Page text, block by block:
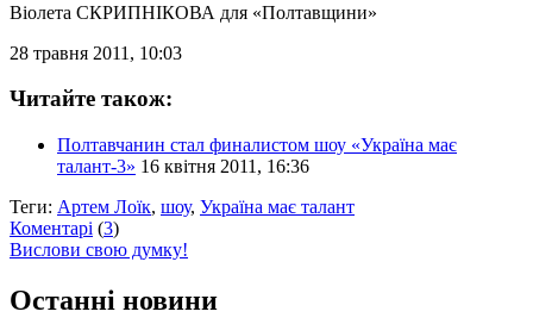
Віолета СКРИПНІКОВА для «Полтавщини»
28 травня 2011, 10:03
Читайте також:
Полтавчанин стал финалистом шоу «Україна має
талант-3» 16 квітня 2011, 16:36
Теги: Артем Лоїк, шоу, Україна має талант
Коментарі (3)
Вислови свою думку!
Останні новини